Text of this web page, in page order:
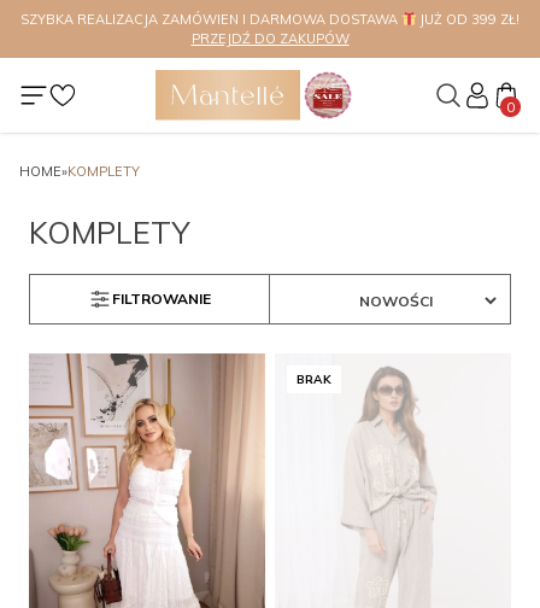
SPRAWDŹ
ASORTYMENT
SZYBKA REALIZACJA ZAMÓWIEN I DARMOWA DOSTAWA
JUŻ OD 399 ZŁ!
PRZEJDŹ DO ZAKUPÓW
Nawet do 70% ! ZOBACZ
PRZEJDŹ
0
HOME»KOMPLETY
KOMPLETY
FILTROWANIE
BRAK